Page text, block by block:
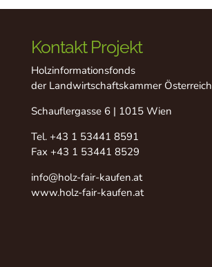
Kontakt Projekt
Holzinformationsfonds
der Landwirtschaftskammer Österreich
Schauflergasse 6 | 1015 Wien
Tel. +43 1 53441 8591
Fax +43 1 53441 8529
info@holz-fair-kaufen.at
www.holz-fair-kaufen.at